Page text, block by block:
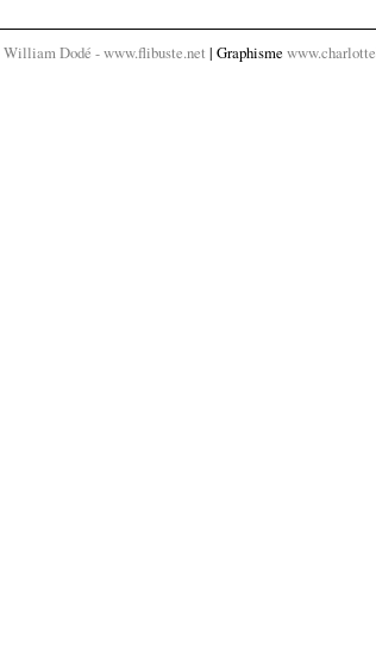
William Dodé - www.flibuste.net | Graphisme